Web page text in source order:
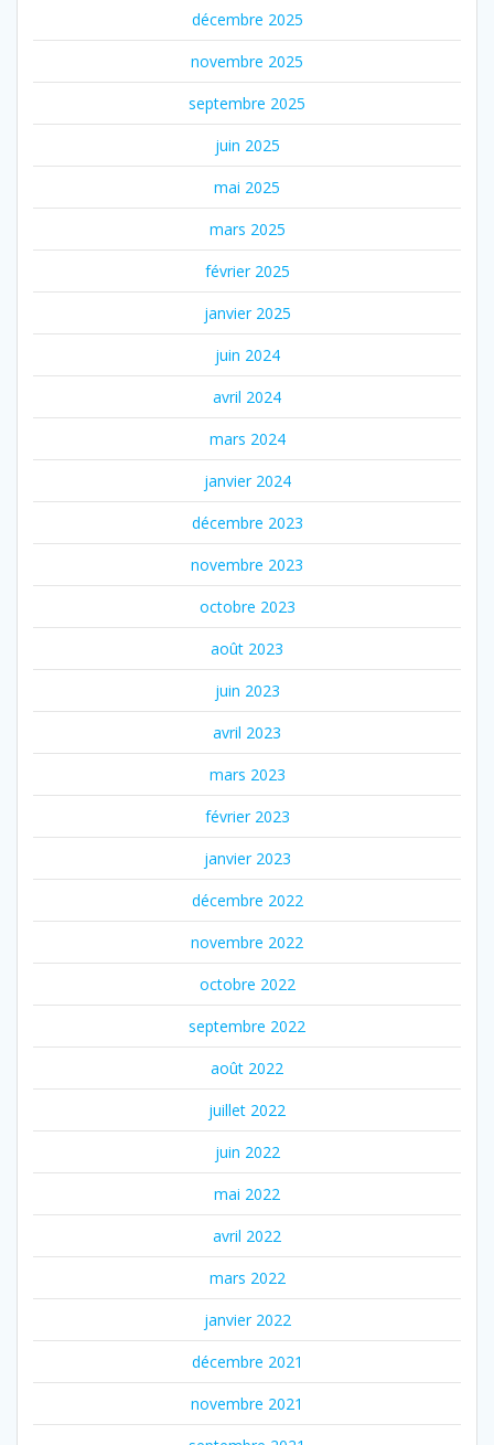
décembre 2025
novembre 2025
septembre 2025
juin 2025
mai 2025
mars 2025
février 2025
janvier 2025
juin 2024
avril 2024
mars 2024
janvier 2024
décembre 2023
novembre 2023
octobre 2023
août 2023
juin 2023
avril 2023
mars 2023
février 2023
janvier 2023
décembre 2022
novembre 2022
octobre 2022
septembre 2022
août 2022
juillet 2022
juin 2022
mai 2022
avril 2022
mars 2022
janvier 2022
décembre 2021
novembre 2021